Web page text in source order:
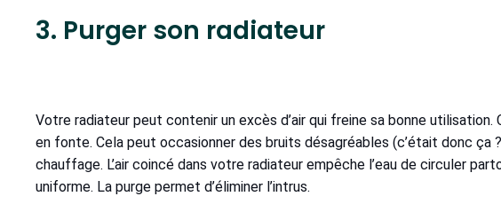
3. Purger son radiateur
Votre radiateur peut contenir un excès d’air qui freine sa bonne utilisation.
en fonte. Cela peut occasionner des bruits désagréables (c’était donc ça
chauffage. L’air coincé dans votre radiateur empêche l’eau de circuler
uniforme. La purge permet d’éliminer l’intrus.